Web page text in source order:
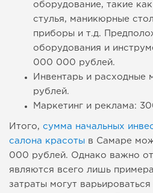
оборудование, такие
стулья, маникюрные
приборы и т.д.
оборудования и
000 000 рублей.
Инвентарь и расходные
рублей.
Маркетинг и реклама:
Итого, сумма начальных
салона красоты в Самаре
000 рублей. Однако важно
являются всего лишь
затраты могут